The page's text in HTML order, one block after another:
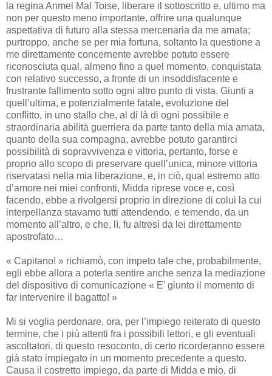
la regina Anmel Mal Toise, liberare il sottoscritto e, ultimo ma
non per questo meno importante, offrire una qualunque
aspettativa di futuro alla stessa mercenaria da me amata;
purtroppo, anche se per mia fortuna, soltanto la questione a
me direttamente concernente avrebbe potuto essere
riconosciuta qual, almeno fino a quel momento, conquistata
con relativo successo, a fronte di un insoddisfacente e
frustrante fallimento sotto ogni altro punto di vista. Giunti a
quell’ultima, e potenzialmente fatale, evoluzione del
conflitto, in uno stallo che, al di là di ogni possibile e
straordinaria abilità guerriera da parte tanto della mia amata,
quanto della sua compagna, avrebbe potuto garantirci
possibilità di sopravvivenza e vittoria, pertanto, forse e
proprio allo scopo di preservare quell’unica, minore vittoria
riservatasi nella mia liberazione, e, in ciò, qual estremo atto
d’amore nei miei confronti, Midda riprese voce e, così
facendo, ebbe a rivolgersi proprio in direzione di colui la cui
interpellanza stavamo tutti attendendo, e temendo, da un
momento all’altro, e che, lì, fu altresì da lei direttamente
apostrofato…
« Capitano! » richiamò, con impeto tale che, probabilmente,
egli ebbe allora a poterla sentire anche senza la mediazione
del dispositivo di comunicazione « E’ giunto il momento di
far intervenire il bagatto! »
Mi si voglia perdonare, ora, per l’impiego reiterato di questo
termine, che i più attenti fra i possibili lettori, e gli eventuali
ascoltatori, di questo resoconto, di certo ricorderanno essere
già stato impiegato in un momento precedente a questo.
Causa il costretto impiego, da parte di Midda e mio, di